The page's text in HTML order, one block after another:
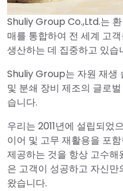
Shuliy Group Co.,Ltd.는
매를 통합하여 전 세계 고
생산하는 데 집중하고 있습
Shuliy Group는 자원 재생
및 분쇄 장비 제조의 글로
습니다.
우리는 2011년에 설립되었
이어 및 고무 재활용을 포
제공하는 것을 항상 고수
은 고객이 성공하고 자신
왔습니다.